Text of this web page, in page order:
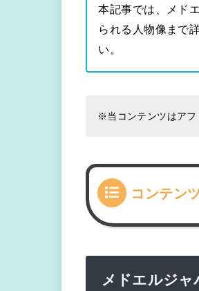
本記事では、メド
られる人物像まで
い。
※当コンテンツはアフ
コンテン
メドエルジャ